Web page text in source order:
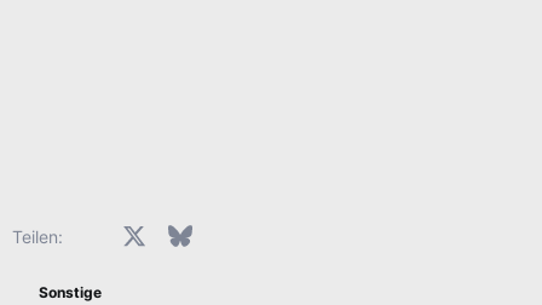
Teilen: FacebookX (Twitter)Bluesky
Sonstige